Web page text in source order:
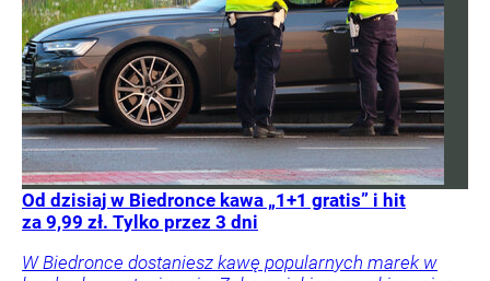
Od dzisiaj w Biedronce kawa „1+1 gratis” i hit
za 9,99 zł. Tylko przez 3 dni
W Biedronce dostaniesz kawę popularnych marek w